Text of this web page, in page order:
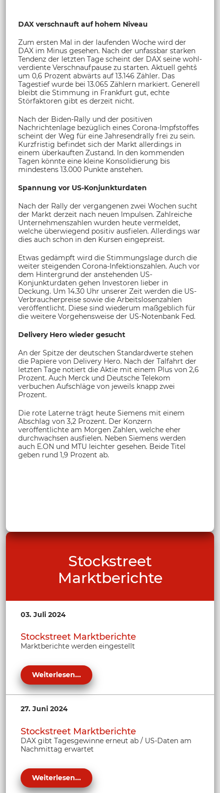
DAX verschnauft auf hohem Niveau
Zum ersten Mal in der laufenden Woche wird der
DAX im Minus gesehen. Nach der unfassbar starken
Tendenz der letzten Tage scheint der DAX seine wohl-
verdiente Verschnaufpause zu starten. Aktuell geht`s
um 0,6 Prozent abwärts auf 13.146 Zähler. Das
Tagestief wurde bei 13.065 Zählern markiert. Generell
bleibt die Stimmung in Frankfurt gut, echte
Störfaktoren gibt es derzeit nicht.
Nach der Biden-Rally und der positiven
Nachrichtenlage bezüglich eines Corona-Impfstoffes
scheint der Weg für eine Jahresendrally frei zu sein.
Kurzfristig befindet sich der Markt allerdings in
einem überkauften Zustand. In den kommenden
Tagen könnte eine kleine Konsolidierung bis
mindestens 13.000 Punkte anstehen.
Spannung vor US-Konjunkturdaten
Nach der Rally der vergangenen zwei Wochen sucht
der Markt derzeit nach neuen Impulsen. Zahlreiche
Unternehmenszahlen wurden heute vermeldet,
welche überwiegend positiv ausfielen. Allerdings war
dies auch schon in den Kursen eingepreist.
Etwas gedämpft wird die Stimmungslage durch die
weiter steigenden Corona-Infektionszahlen. Auch vor
dem Hintergrund der anstehenden US-
Konjunkturdaten gehen Investoren lieber in
Deckung. Um 14.30 Uhr unserer Zeit werden die US-
Verbraucherpreise sowie die Arbeitslosenzahlen
veröffentlicht. Diese sind wiederum maßgeblich für
die weitere Vorgehensweise der US-Notenbank Fed.
Delivery Hero wieder gesucht
An der Spitze der deutschen Standardwerte stehen
die Papiere von Delivery Hero. Nach der Talfahrt der
letzten Tage notiert die Aktie mit einem Plus von 2,6
Prozent. Auch Merck und Deutsche Telekom
verbuchen Aufschläge von jeweils knapp zwei
Prozent.
Die rote Laterne trägt heute Siemens mit einem
Abschlag von 3,2 Prozent. Der Konzern
veröffentlichte am Morgen Zahlen, welche eher
durchwachsen ausfielen. Neben Siemens werden
auch E.ON und MTU leichter gesehen. Beide Titel
geben rund 1,9 Prozent ab.
Stockstreet
Marktberichte
03. Juli 2024
Stockstreet Marktberichte
Marktberichte werden eingestellt
Weiterlesen...
27. Juni 2024
Stockstreet Marktberichte
DAX gibt Tagesgewinne erneut ab / US-Daten am
Nachmittag erwartet
Weiterlesen...